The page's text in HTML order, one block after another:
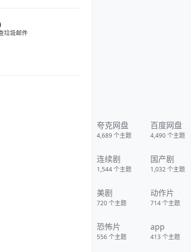
夸克网盘
4,689个主题
百度网盘
4,490个主题
连续剧
1,544个主题
国产剧
1,032个主题
美剧
720个主题
动作片
714个主题
恐怖片
556个主题
app
413个主题